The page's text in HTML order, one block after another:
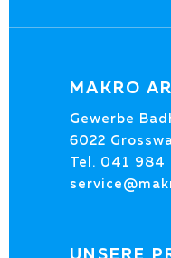
MAKRO
Gewerbe
6022
Tel. 041 984